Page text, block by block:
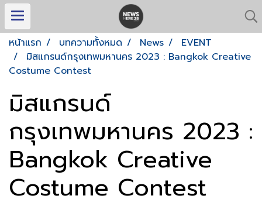
หน้าแรก บทความทั้งหมด News
EVENT
มิสแกรนด์กรุงเทพมหานคร 2023 : Bangkok Creative
Costume Contest
มิสแกรนด์
กรุงเทพมหานคร 2023 :
Bangkok Creative
Costume Contest